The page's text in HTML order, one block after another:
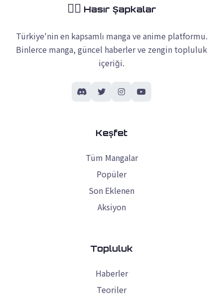
🏴‍☠️ Hasır Şapkalar
Türkiye'nin en kapsamlı manga ve anime platformu.
Binlerce manga, güncel haberler ve zengin topluluk
içeriği.
Keşfet
Tüm Mangalar
Popüler
Son Eklenen
Aksiyon
Topluluk
Haberler
Teoriler